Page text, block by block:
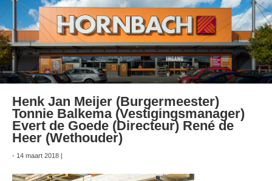
Henk Jan Meijer (Burgermeester)
Tonnie Balkema (Vestigingsmanager)
Evert de Goede (Directeur) René de
Heer (Wethouder)
- 14 maart 2018 |